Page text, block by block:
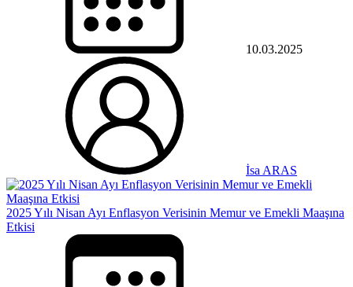
10.03.2025
İsa ARAS
2025 Yılı Nisan Ayı Enflasyon Verisinin Memur ve Emekli Maaşına
Etkisi